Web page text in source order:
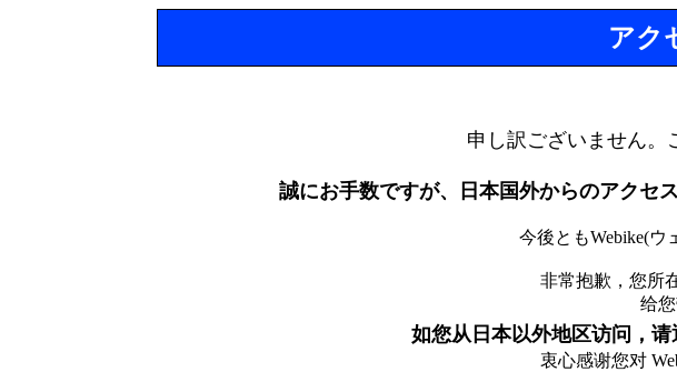
アク
申し訳ございません。
誠にお手数ですが、日本国外からのアクセ
今後ともWebike(ウ
非常抱歉，您所
给
如您从日本以外地区访问，请
衷心感谢您对